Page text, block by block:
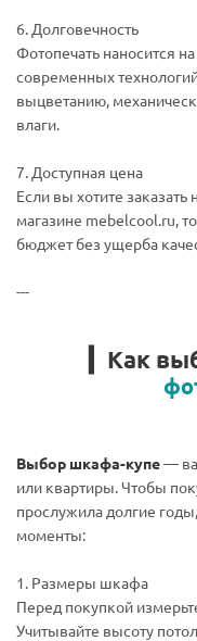
6. Долговечность
Фотопечать наносится
современных
выцветанию,
влаги.
7. Доступная цена
Если вы хотите
магазине mebelcool.ru,
бюджет без ущерба
---
▎Как
Выбор шкафа-купе—
или квартиры. Чтобы
прослужила долгие
моменты:
1. Размеры шкафа
Перед покупкой
Учитывайте высоту